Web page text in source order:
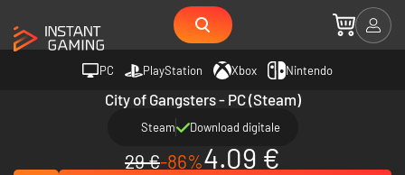
PC PlayStation Xbox Nintendo
City of Gangsters - PC (Steam)
Steam Download digitale
29 €-86%4.09 €